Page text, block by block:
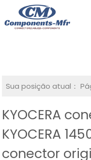
Sua posição atual：
KYOCERA
KYOCERA
conector